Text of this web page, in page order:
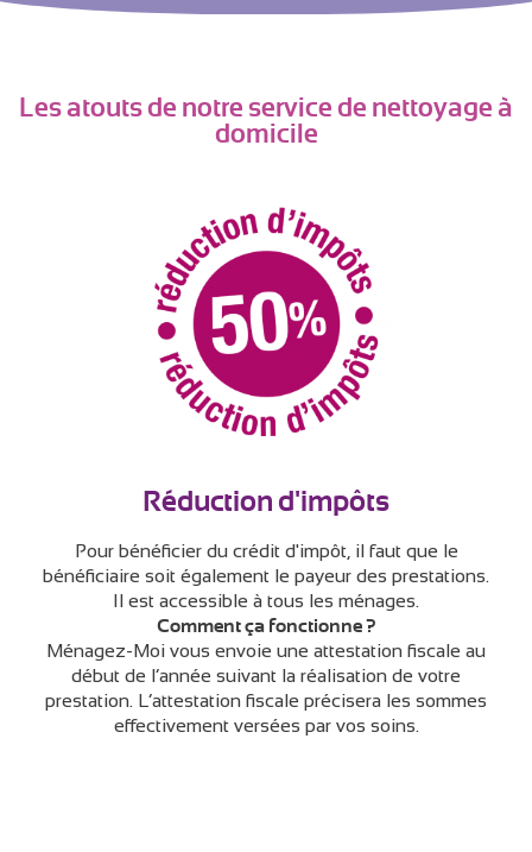
Les atouts de notre service de nettoyage à
domicile
Réduction d'impôts
Pour bénéficier du crédit d'impôt, il faut que le
bénéficiaire soit également le payeur des prestations.
Il est accessible à tous les ménages.
Comment ça fonctionne ?
Ménagez-Moi vous envoie une attestation fiscale au
début de l’année suivant la réalisation de votre
prestation. L’attestation fiscale précisera les sommes
effectivement versées par vos soins.